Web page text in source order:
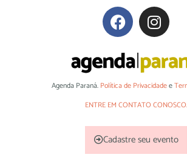
Agenda Paraná. Política de Privacidadee
ENTRE EM CONTATO CONOSCO.
Cadastre seu evento